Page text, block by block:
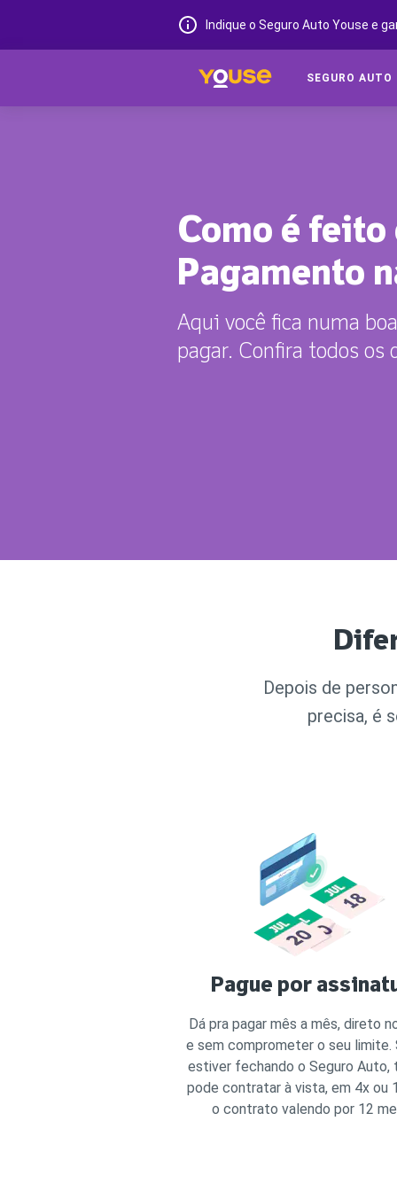
Indique o Seguro Auto Youse e
SEGURO AUTO
Como é feito
Pagamento
Aqui você fica numa
pagar. Confira todos os
Depois de
precisa, é
Pague por
Dá pra pagar mês a mês, direto
e sem comprometer o seu limite.
estiver fechando o Seguro Auto,
pode contratar à vista, em 4x ou
o contrato valendo por 12